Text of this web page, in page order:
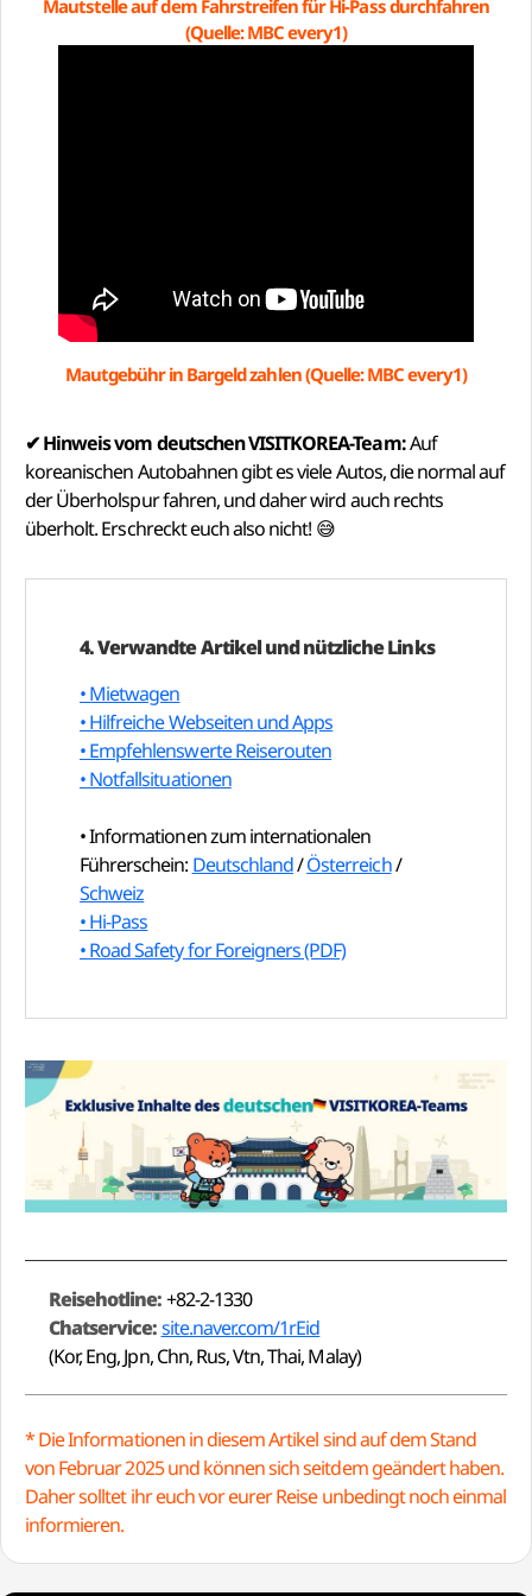
Mautstelle auf dem Fahrstreifen für Hi-Pass durchfahren
(Quelle: MBC every1)
Mautgebühr in Bargeld zahlen (Quelle: MBC every1)
✔ Hinweis vom deutschen VISITKOREA-Team:Auf
koreanischen Autobahnen gibt es viele Autos, die normal auf
der Überholspur fahren, und daher wird auch rechts
überholt. Erschreckt euch also nicht! 😅
4. Verwandte Artikel und nützliche Links
• Mietwagen
• Hilfreiche Webseiten und Apps
• Empfehlenswerte Reiserouten
• Notfallsituationen
• Informationen zum internationalen
Führerschein: Deutschland/Österreich/
Schweiz
• Hi-Pass
• Road Safety for Foreigners (PDF)
Reisehotline:+82-2-1330
Chatservice:site.naver.com/1rEid
(Kor, Eng, Jpn, Chn, Rus, Vtn, Thai, Malay)
* Die Informationen in diesem Artikel sind auf dem Stand
von Februar 2025 und können sich seitdem geändert haben.
Daher solltet ihr euch vor eurer Reise unbedingt noch einmal
informieren.